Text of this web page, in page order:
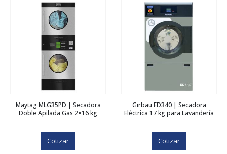
Maytag MLG35PD | Secadora
Doble Apilada Gas 2×16 kg
Cotizar
Girbau ED340 | Secadora
Eléctrica 17 kg para Lavandería
Cotizar